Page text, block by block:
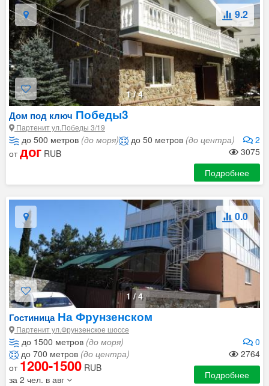
1/4
9.2
Дом под ключ Победы3
Партенит ул.Победы 3/19
до 500 метров (до моря) 2
до 50 метров (до центра)
3075
отдог RUB
Подробнее
1/4
0.0
ГостиницаНа Фрунзенском
Партенит ул.Фрунзенское шоссе
до 1500 метров (до моря)
0
до 700 метров (до центра)
2764
от 1200-1500 RUB
за 2 чел. в авг
Подробнее